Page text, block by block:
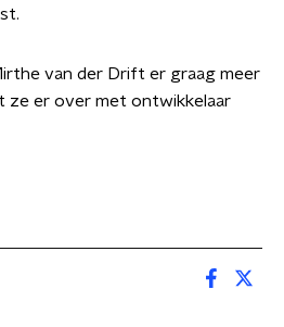
van der Drift er graag meer
ze er over met ontwikkelaar